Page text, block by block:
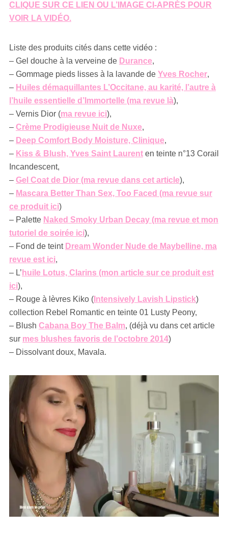
CLIQUE SUR CE LIEN OU L’IMAGE CI-APRÈS POUR
VOIR LA VIDÉO.
Liste des produits cités dans cette vidéo :
– Gel douche à la verveine de Durance,
– Gommage pieds lisses à la lavande de Yves Rocher,
– Huiles démaquillantes L’Occitane, au karité, l’autre à
l’huile essentielle d’Immortelle (ma revue là),
– Vernis Dior (ma revue ici),
– Crème Prodigieuse Nuit de Nuxe,
– Deep Comfort Body Moisture, Clinique,
– Kiss & Blush, Yves Saint Laurent en teinte n°13 Corail
Incandescent,
– Gel Coat de Dior (ma revue dans cet article),
– Mascara Better Than Sex, Too Faced (ma revue sur
ce produit ici)
– Palette Naked Smoky Urban Decay (ma revue et mon
tutoriel de soirée ici),
– Fond de teint Dream Wonder Nude de Maybelline, ma
revue est ici,
– L’ huile Lotus, Clarins (mon article sur ce produit est
ici),
– Rouge à lèvres Kiko ( Intensively Lavish Lipstick)
collection Rebel Romantic en teinte 01 Lusty Peony,
– Blush Cabana Boy The Balm, (déjà vu dans cet article
sur mes blushes favoris de l’octobre 2014)
– Dissolvant doux, Mavala.